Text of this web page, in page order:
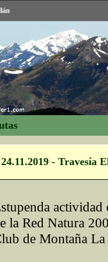
24.11.2019 - Travesía
la Red Natura
de Montaña